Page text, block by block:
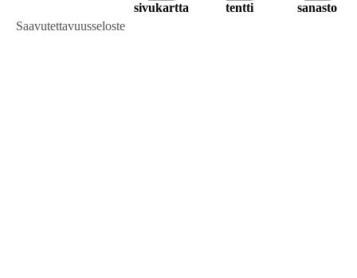
sivukartta tentti
sanasto
Saavutettavuusseloste